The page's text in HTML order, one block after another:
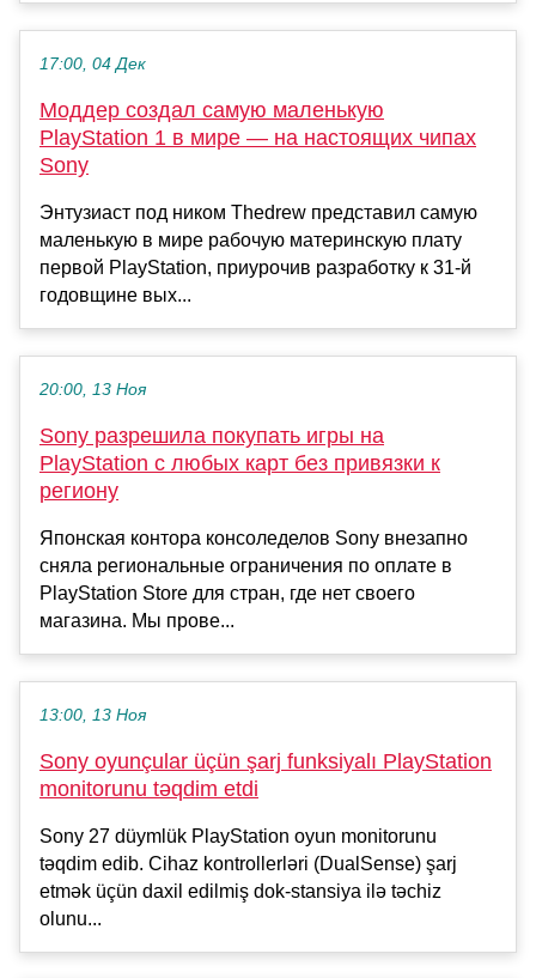
17:00, 04 Дек
Моддер создал самую маленькую
PlayStation 1 в мире — на настоящих чипах
Sony
Энтузиаст под ником Thedrew представил самую
маленькую в мире рабочую материнскую плату
первой PlayStation, приурочив разработку к 31-й
годовщине вых...
20:00, 13 Ноя
Sony разрешила покупать игры на
PlayStation с любых карт без привязки к
региону
Японская контора консоледелов Sony внезапно
сняла региональные ограничения по оплате в
PlayStation Store для стран, где нет своего
магазина. Мы прове...
13:00, 13 Ноя
Sony oyunçular üçün şarj funksiyalı PlayStation
monitorunu təqdim etdi
Sony 27 düymlük PlayStation oyun monitorunu
təqdim edib. Cihaz kontrollerləri (DualSense) şarj
etmək üçün daxil edilmiş dok-stansiya ilə təchiz
olunu...